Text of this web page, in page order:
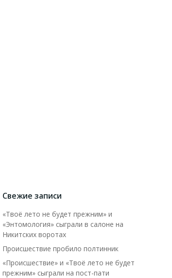
Свежие записи
«Твоё лето не будет прежним» и
«Энтомология» сыграли в салоне на
Никитских воротах
Происшествие пробило полтинник
«Происшествие» и «Твоё лето не будет
прежним» сыграли на пост-пати